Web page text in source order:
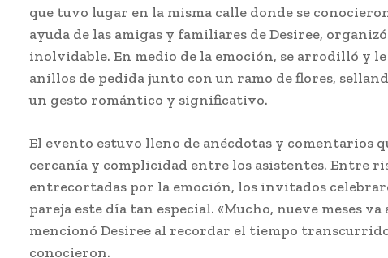
que tuvo lugar en la misma calle donde se
ayuda de las amigas y familiares de Desiree,
inolvidable. En medio de la emoción, se arrodilló y
anillos de pedida junto con un ramo de flores,
un gesto romántico y significativo.
El evento estuvo lleno de anécdotas y comentarios
cercanía y complicidad entre los asistentes. Entre
entrecortadas por la emoción, los invitados
pareja este día tan especial. «Mucho, nueve meses va
mencionó Desiree al recordar el tiempo transcurrido
conocieron.